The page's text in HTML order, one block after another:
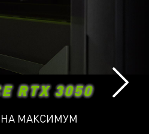
RTX 3050
НА МАКСИМУМ